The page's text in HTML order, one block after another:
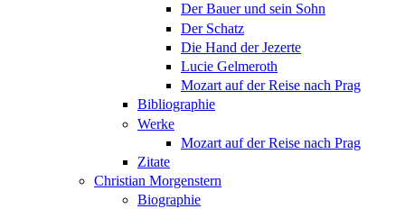
Der Bauer und sein Sohn
Der Schatz
Die Hand der Jezerte
Lucie Gelmeroth
Mozart auf der Reise nach Prag
Bibliographie
Werke
Mozart auf der Reise nach Prag
Zitate
Christian Morgenstern
Biographie